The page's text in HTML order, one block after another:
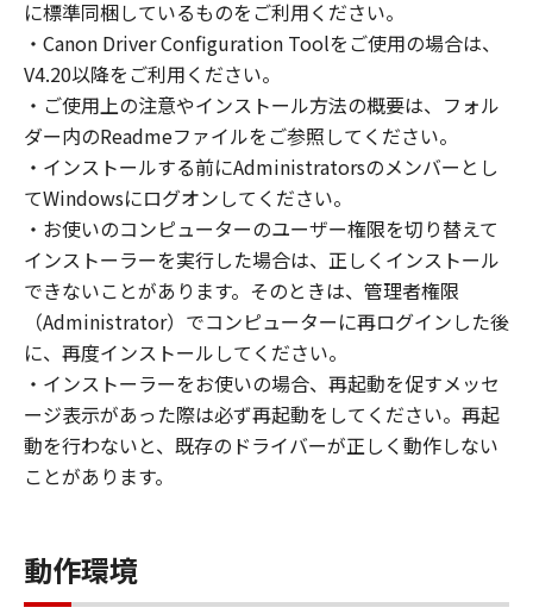
きます。
(3) 上記(1)および(2)に定める場合を除き、キヤ
ノンまたはキヤノンのライセンサーのいかなる
知的財産権も、明示たると黙示たるとを問わ
ず、本契約書によってお客様に譲渡あるいは許
諾されるものではありません。
２．制限
(1) お客様は、再使用許諾、譲渡、販売、頒
布、リースもしくは貸与その他の方法により、
第三者に「本ソフトウェア」を使用させること
はできません。
(2) お客様は、「本ソフトウェア」の全部また
は一部を修正、改変、逆コンパイル、逆アセン
ブル、その他リバースエンジニアリング等する
ことはできません。また第三者にこのような行
為をさせてはなりません。
お客様は、「本ソフトウェア」に含まれるキヤ
ノンまたはキヤノンのライセンサーの著作権表
に標準同梱しているものをご利用ください。
・Canon Driver Configuration Toolをご使用の場合は、
V4.20以降をご利用ください。
・ご使用上の注意やインストール方法の概要は、フォル
ダー内のReadmeファイルをご参照してください。
・インストールする前にAdministratorsのメンバーとし
てWindowsにログオンしてください。
・お使いのコンピューターのユーザー権限を切り替えて
インストーラーを実行した場合は、正しくインストール
できないことがあります。そのときは、管理者権限
（Administrator）でコンピューターに再ログインした後
に、再度インストールしてください。
・インストーラーをお使いの場合、再起動を促すメッセ
ージ表示があった際は必ず再起動をしてください。再起
動を行わないと、既存のドライバーが正しく動作しない
ことがあります。
動作環境